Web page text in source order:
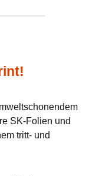
SK-Folien und
tritt- und